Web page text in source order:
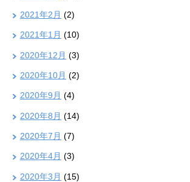
2021年2月 (2)
2021年1月 (10)
2020年12月 (3)
2020年10月 (2)
2020年9月 (4)
2020年8月 (14)
2020年7月 (7)
2020年4月 (3)
2020年3月 (15)